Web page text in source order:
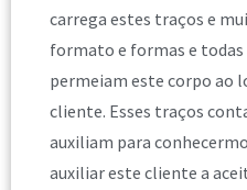
carrega estes traços e
formato e formas e todas
permeiam este corpo ao
cliente. Esses traços
auxiliam para
auxiliar este cliente a